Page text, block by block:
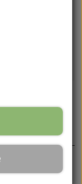
fra